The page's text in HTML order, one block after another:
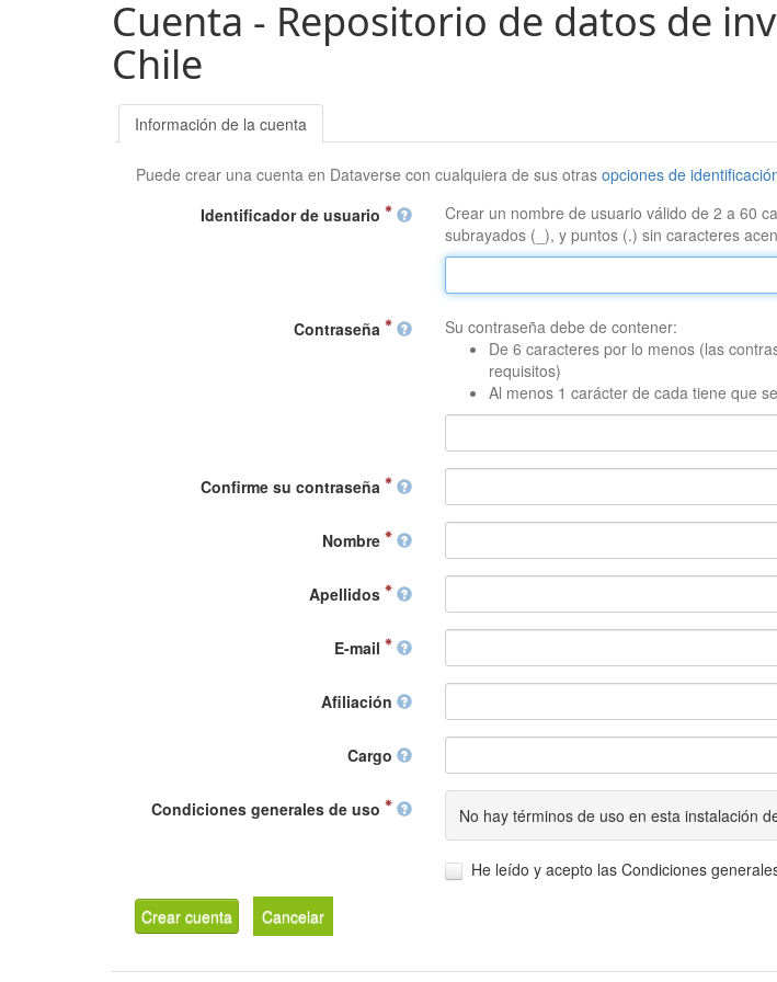
Cuenta - Repositorio de datos de
Chile
Información de la cuenta
Puede crear una cuenta en Dataverse con cualquiera de sus otrasopciones de
Identificador de usuario
Crear un nombre de usuario válido de 2 a 60
subrayados (_), y puntos (.) sin caracteres
Contraseña
Su contraseña debe de contener:
De 6 caracteres por lo menos (las
requisitos)
Al menos 1 carácter de cada tiene que
Confirme su contraseña
Nombre
Apellidos
E-mail
Afiliación
Cargo
Condiciones generales de uso No hay términos de uso en esta instalación
He leído y acepto las Condiciones
Crear cuenta Cancelar